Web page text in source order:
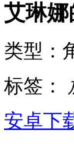
艾琳娜
类型：
标签：
安卓下